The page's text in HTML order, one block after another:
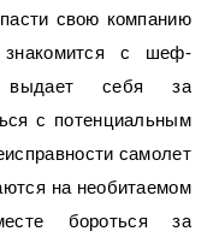
свою компанию
с шеф-
выдает себя за
с потенциальным
самолет
на необитаемом
бороться за